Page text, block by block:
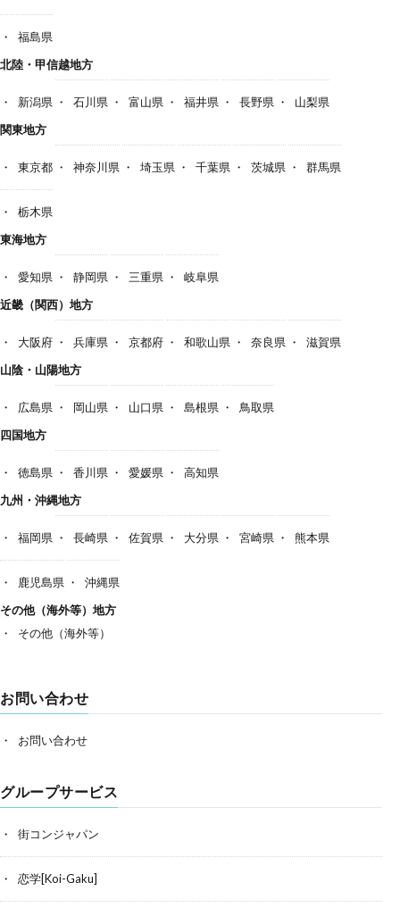
福島県
北陸・甲信越地方
新潟県 石川県 富山県 福井県 長野県
山梨県
関東地方
東京都 神奈川県 埼玉県 千葉県 茨城県 群馬県
栃木県
東海地方
愛知県 静岡県 三重県
岐阜県
近畿（関西）地方
大阪府 兵庫県 京都府 和歌山県 奈良県
滋賀県
山陰・山陽地方
広島県 岡山県 山口県 島根県
鳥取県
四国地方
徳島県 香川県 愛媛県
高知県
九州・沖縄地方
福岡県 長崎県 佐賀県 大分県 宮崎県 熊本県
鹿児島県
沖縄県
その他（海外等）地方
その他（海外等）
お問い合わせ
お問い合わせ
グループサービス
街コンジャパン
恋学[Koi-Gaku]